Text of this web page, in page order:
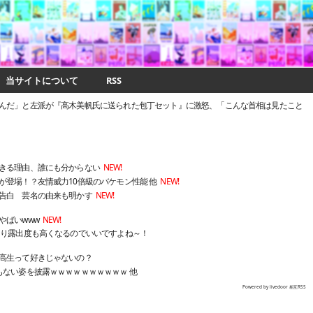
当サイトについて RSS
だ」と左派が『高木美帆氏に送られた包丁セット』に激怒、「こんな首相は見たこと
る理由、誰にも分からない NEW!
登場！？友情威力10倍級のバケモン性能 他 NEW!
白 芸名の由来も明かす NEW!
ばいwww NEW!
露出度も高くなるのでいいですよね～！
生って好きじゃないの？
い姿を披露ｗｗｗｗｗｗｗｗｗｗ 他
Powered by livedoor 相互RSS